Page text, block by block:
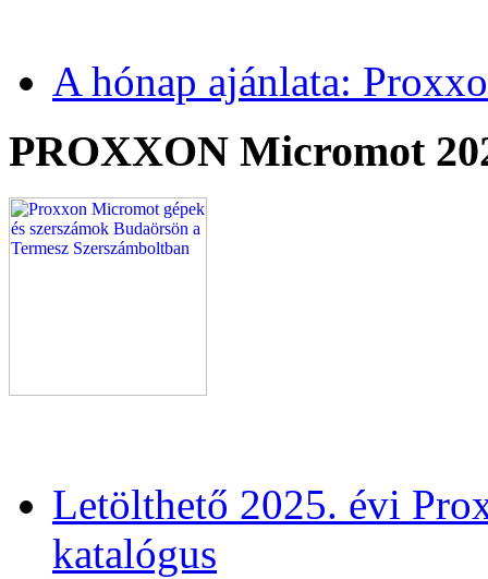
A hónap ajánlata:
PROXXON Micromot
Letölthető 2025. évi
katalógus